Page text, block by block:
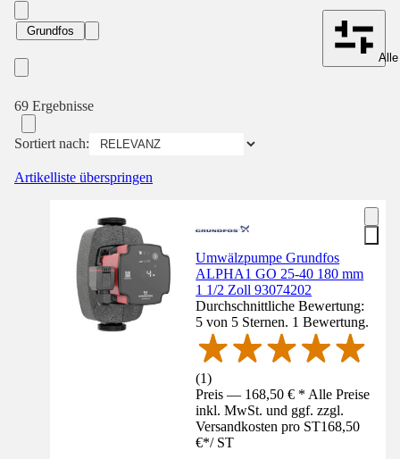
Grundfos
69 Ergebnisse
Sortiert nach:
Artikelliste überspringen
Umwälzpumpe Grundfos
ALPHA1 GO 25-40 180 mm
1 1/2 Zoll 93074202
Durchschnittliche Bewertung:
5 von 5 Sternen. 1 Bewertung.
(1)
Preis — 168,50 € * Alle Preise
inkl. MwSt. und ggf. zzgl.
Versandkosten pro ST168,50
€*/ ST